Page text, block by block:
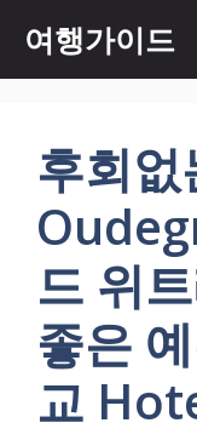
츠
여행가이드
후회
드 위
좋은
교